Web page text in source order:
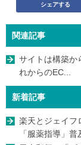
シェアする
関連記事
サイトは構築か
れからのEC...
新着記事
楽天とジェイフ
「服薬指導」